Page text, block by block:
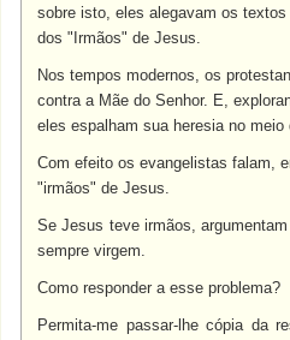
sobre isto, eles alegavam os
dos "Irmãos" de Jesus.
Nos tempos modernos, os
contra a Mãe do Senhor. E,
eles espalham sua heresia no meio
Com efeito os evangelistas falam,
"irmãos" de Jesus.
Se Jesus teve irmãos,
sempre virgem.
Como responder a esse problema?
Permita-me passar-lhe cópia da